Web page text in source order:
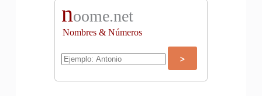
noome.net
Nombres & Números